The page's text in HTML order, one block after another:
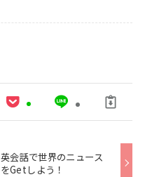
英会話で世界のニュース
をGetしよう！